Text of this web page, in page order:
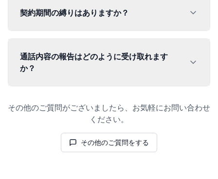
契約期間の縛りはありますか？
通話内容の報告はどのように受け取れます
か？
その他のご質問がございましたら、お気軽にお問い合わせ
ください。
その他のご質問をする